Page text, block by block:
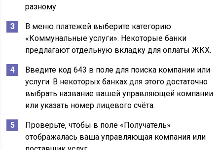
разному.
В меню платежей выберите категорию
«Коммунальные услуги». Некоторые банки
предлагают отдельную вкладку для оплаты ЖКХ.
Введите код 643 в поле для поиска компании или
услуги. В некоторых банках для этого достаточно
выбрать название вашей управляющей компании
или указать номер лицевого счёта.
Проверьте, чтобы в поле «Получатель»
отображалась ваша управляющая компания или